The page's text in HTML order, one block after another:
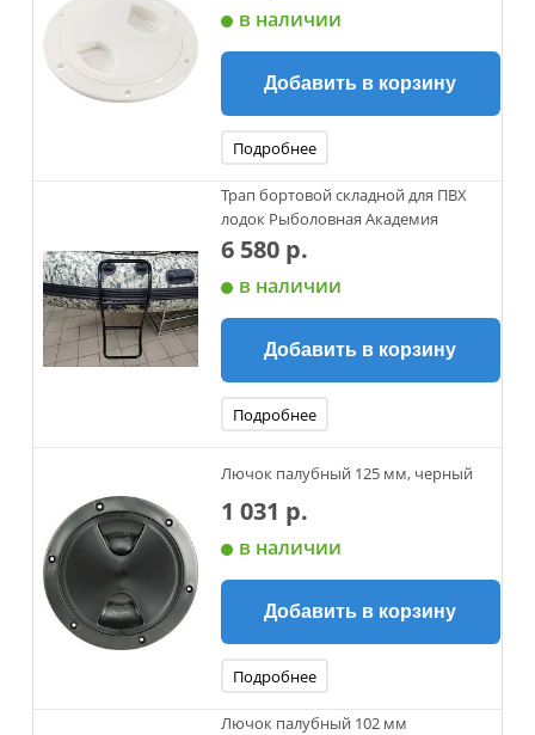
в наличии
Добавить в корзину
Подробнее
Трап бортовой складной для ПВХ
лодок Рыболовная Академия
6 580 р.
в наличии
Добавить в корзину
Подробнее
Лючок палубный 125 мм, черный
1 031 р.
в наличии
Добавить в корзину
Подробнее
Лючок палубный 102 мм